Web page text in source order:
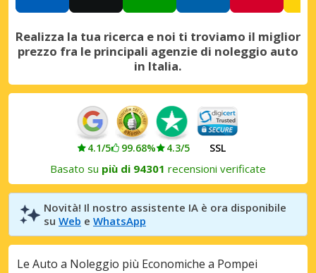
Realizza la tua ricerca e noi ti troviamo il miglior
prezzo fra le principali agenzie di noleggio auto
in Italia.
4.1/5 99.68% 4.3/5 SSL
Basato su più di 94301 recensioni verificate
Novità! Il nostro assistente IA è ora disponibile
su Web e WhatsApp
Le Auto a Noleggio più Economiche a Pompei